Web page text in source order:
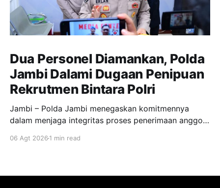
Dua Personel Diamankan, Polda
Jambi Dalami Dugaan Penipuan
Rekrutmen Bintara Polri
Jambi – Polda Jambi menegaskan komitmennya
dalam menjaga integritas proses penerimaan anggota
rekrutmen Bintara Polri Tahun Anggaran 2026 yang
06 Agt 2026 1 min read